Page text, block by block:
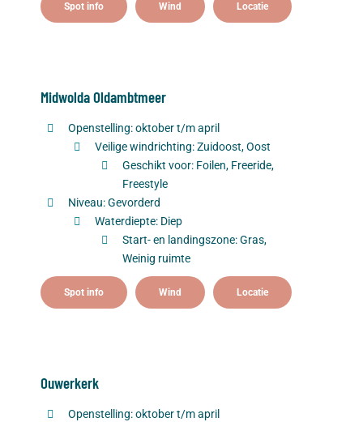
Spot info Wind Locatie
Midwolda Oldambtmeer
Openstelling: oktober t/m april
Veilige windrichting: Zuidoost, Oost
Geschikt voor: Foilen, Freeride,
Freestyle
Niveau: Gevorderd
Waterdiepte: Diep
Start- en landingszone: Gras,
Weinig ruimte
Spot info Wind Locatie
Ouwerkerk
Openstelling: oktober t/m april